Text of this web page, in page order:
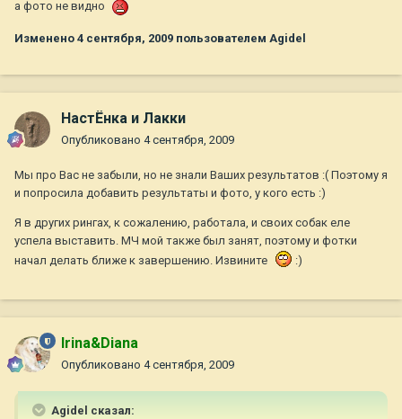
а фото не видно
Изменено 4 сентября, 2009 пользователем Agidel
НастЁнка и Лакки
Опубликовано 4 сентября, 2009
Мы про Вас не забыли, но не знали Ваших результатов :( Поэтому я
и попросила добавить результаты и фото, у кого есть :)
Я в других рингах, к сожалению, работала, и своих собак еле
успела выставить. МЧ мой также был занят, поэтому и фотки
начал делать ближе к завершению. Извините
:)
Irina&Diana
Опубликовано 4 сентября, 2009
Agidel сказал: